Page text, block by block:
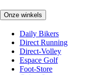
Onze winkels
Daily Bikers
Direct Running
Direct-Volley
Espace Golf
Foot-Store